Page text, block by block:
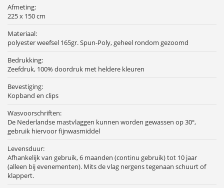
Afmeting:
225 x 150 cm
Materiaal:
polyester weefsel 165gr. Spun-Poly, geheel rondom gezoomd
Bedrukking:
Zeefdruk, 100% doordruk met heldere kleuren
Bevestiging:
Kopband en clips
Wasvoorschriften:
De Nederlandse mastvlaggen kunnen worden gewassen op 30º,
gebruik hiervoor fijnwasmiddel
Levensduur:
Afhankelijk van gebruik, 6 maanden (continu gebruik) tot 10 jaar
(alleen bij evenementen). Mits de vlag nergens tegenaan schuurt of
klappert.